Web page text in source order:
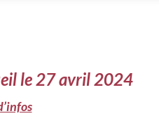
le 27 avril 2024